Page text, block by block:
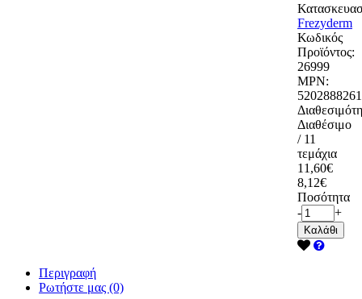
Frezyderm
Κωδικός
Προϊόντος:
26999
MPN:
Διαθέσιμο
/ 11
τεμάχια
11,60€
8,12€
Ποσότητα
-
+
Καλάθι
Περιγραφή
Ρωτήστε μας (0)